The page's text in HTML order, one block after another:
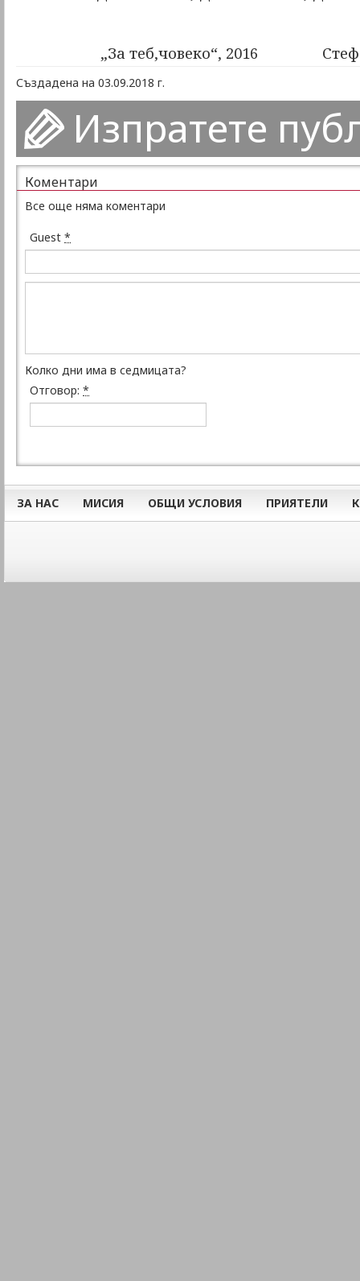
„За теб,човеко“, 2016
Създадена на 03.09.2018 г.
Изпратете
Коментари
Все още няма коментари
Guest *
Колко дни има в седмицата?
Отговор: *
ЗА НАС МИСИЯ ОБЩИ УСЛОВИЯ ПРИЯТЕЛИ